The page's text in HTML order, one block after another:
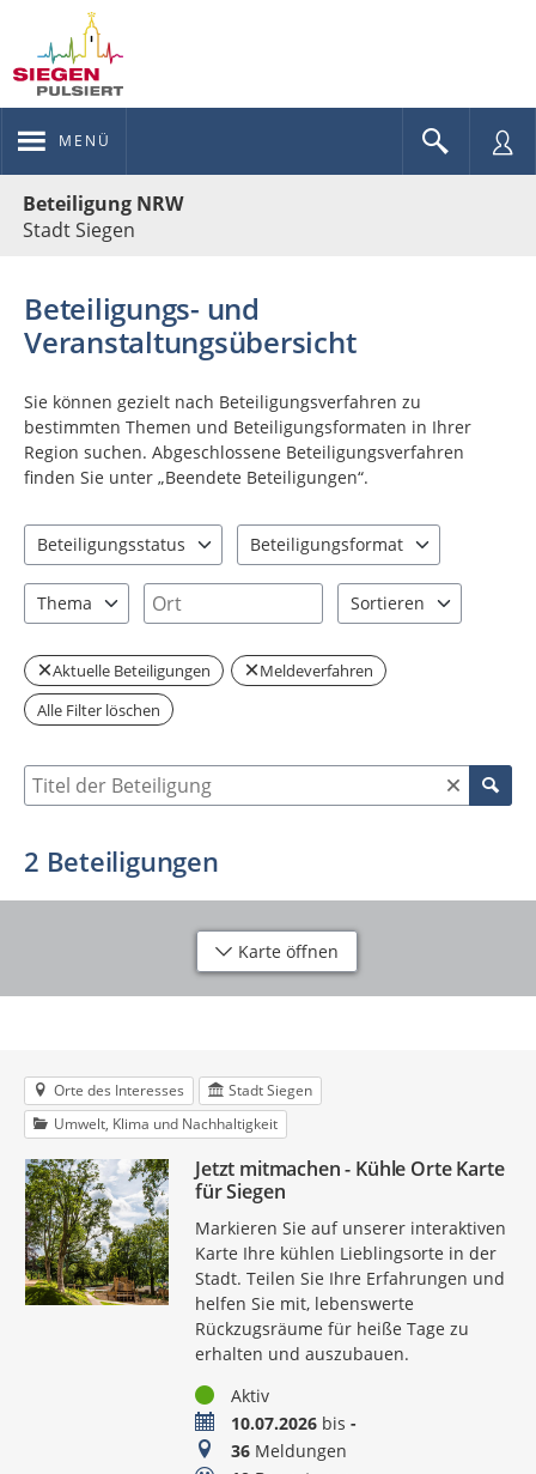
MENÜ
Beteiligung NRW
Stadt Siegen
Beteiligungs- und
Veranstaltungsübersicht
Sie können gezielt nach Beteiligungsverfahren zu
bestimmten Themen und Beteiligungsformaten in Ihrer
Region suchen. Abgeschlossene Beteiligungsverfahren
finden Sie unter „Beendete Beteiligungen“.
Beteiligungsstatus
Beteiligungsformat
Thema
Ort
Sortieren
Aktuelle Beteiligungen
Meldeverfahren
Alle Filter löschen
Suche nach Beteiligung
2 Beteiligungen
Karte öffnen
Orte des Interesses
Stadt Siegen
Umwelt, Klima und Nachhaltigkeit
Jetzt mitmachen - Kühle Orte Karte
für Siegen
Markieren Sie auf unserer interaktiven
Karte Ihre kühlen Lieblingsorte in der
Stadt. Teilen Sie Ihre Erfahrungen und
helfen Sie mit, lebenswerte
Rückzugsräume für heiße Tage zu
erhalten und auszubauen.
StatusAktiv
Zeitraum10.07.2026bis -
Meldungen
36Meldungen